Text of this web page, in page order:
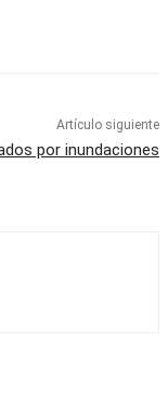
Artículo siguiente
por inundaciones